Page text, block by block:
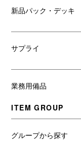
新品パック・デッキ
サプライ
業務用備品
ITEM GROUP
グループから探す